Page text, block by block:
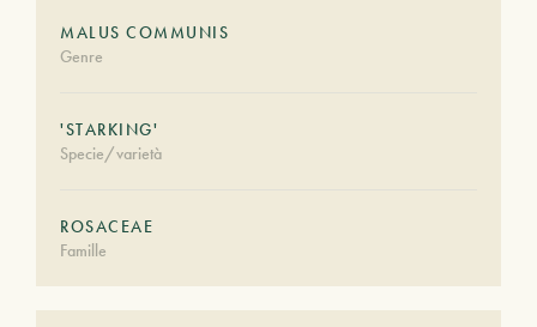
MALUS COMMUNIS
Genre
'STARKING'
Specie/varietà
ROSACEAE
Famille